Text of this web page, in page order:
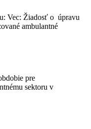
Vec: Žiadosť o úpravu
ambulantné
pre
sektoru v